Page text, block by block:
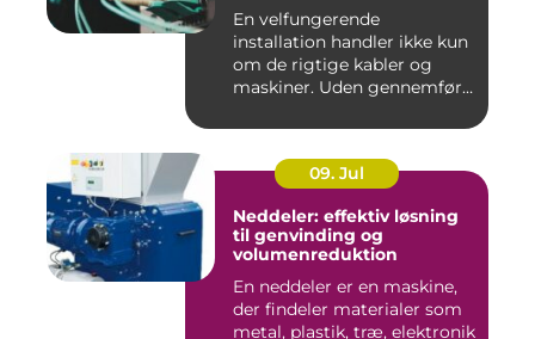
En velfungerende
installation handler ikke kun
om de rigtige kabler og
maskiner. Uden gennemført
09. Jul
Neddeler: effektiv løsning
til genvinding og
volumenreduktion
En neddeler er en maskine,
der findeler materialer som
metal, plastik, træ, elektronik